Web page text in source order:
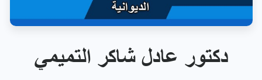
دكتور عادل شاكر التميمي